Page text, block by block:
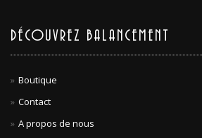
DÉCOUVREZ BALANCEMENT
Boutique
Contact
A propos de nous